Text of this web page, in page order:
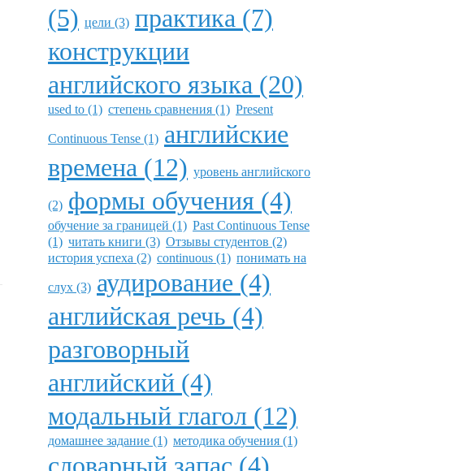
(5) цели (3) практика (7)
конструкции
английского языка (20)
used to (1) степень сравнения (1) Present
Continuous Tense (1) английские
времена (12) уровень английского
(2) формы обучения (4)
обучение за границей (1) Past Continuous Tense
(1) читать книги (3) Отзывы студентов (2)
история успеха (2) continuous (1) понимать на
слух (3) аудирование (4)
английская речь (4)
разговорный
английский (4)
модальный глагол (12)
домашнее задание (1) методика обучения (1)